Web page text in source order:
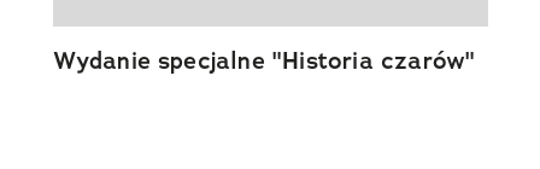
Wydanie specjalne "Historia czarów"